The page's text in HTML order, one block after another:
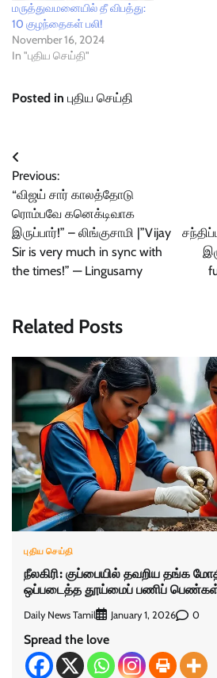
மருத்துவமனையில் தீ விபத்து:
10 குழந்தைகள் பலி!
November 16, 2024
In "புதிய செய்தி"
Posted in புதிய செய்தி
Post
navigation
Previous:
“விஜய் சார் காலத்தோடு
ரொம்பவே கனெக்டிவாக
இருப்பார்!” – லிங்குசாமி |”Vijay
Sir is very much in sync with
the times!” — Lingusamy
Related Posts
புதிய செய்தி
நீலகிரி: குப்பையில் தவறிய தங்க
ஒப்படைத்த தூய்மைப் பணிப்
Daily News Tamil January 1, 2026 0
Spread the love